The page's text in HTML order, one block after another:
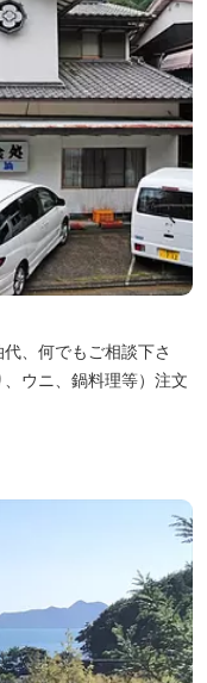
、何でもご相談下さ
ウニ、鍋料理等）注文